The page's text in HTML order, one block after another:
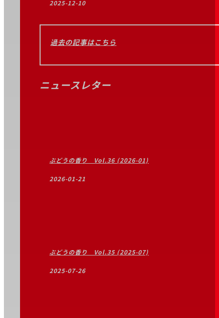
2025-12-10
過去の記事はこちら
ニュースレター
ぶどうの香り Vol.36 (2026-01)
2026-01-21
ぶどうの香り Vol.35 (2025-07)
2025-07-26